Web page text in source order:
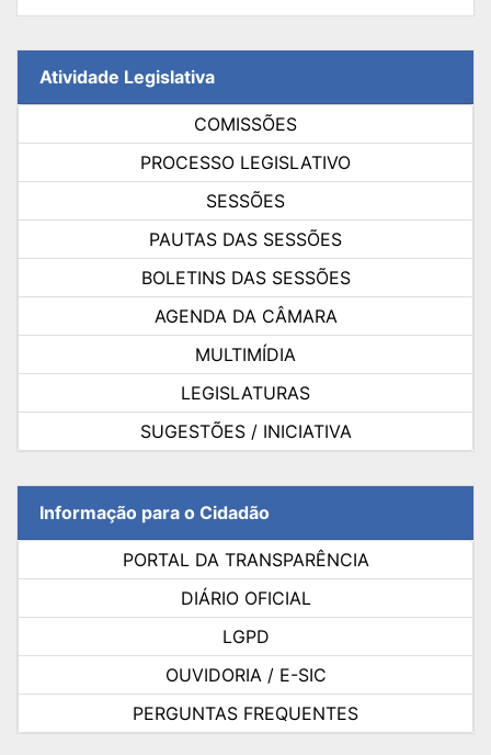
Atividade Legislativa
COMISSÕES
PROCESSO LEGISLATIVO
SESSÕES
PAUTAS DAS SESSÕES
BOLETINS DAS SESSÕES
AGENDA DA CÂMARA
MULTIMÍDIA
LEGISLATURAS
SUGESTÕES / INICIATIVA
Informação para o Cidadão
PORTAL DA TRANSPARÊNCIA
DIÁRIO OFICIAL
LGPD
OUVIDORIA / E-SIC
PERGUNTAS FREQUENTES